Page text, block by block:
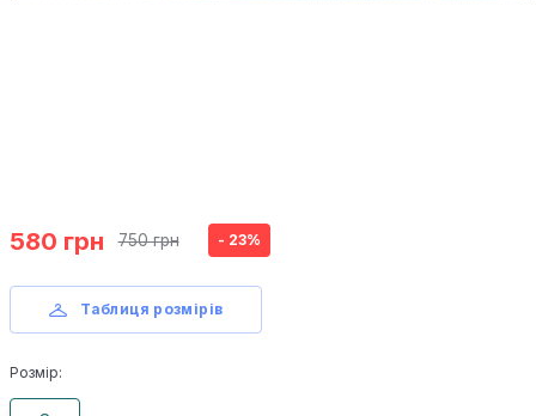
580 грн 750 грн - 23%
Таблиця розмірів
Розмір: